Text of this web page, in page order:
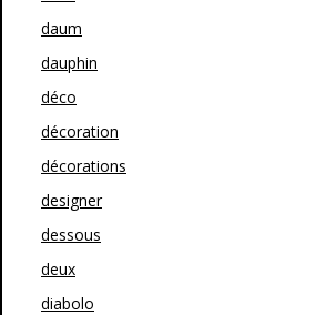
daum
dauphin
déco
décoration
décorations
designer
dessous
deux
diabolo